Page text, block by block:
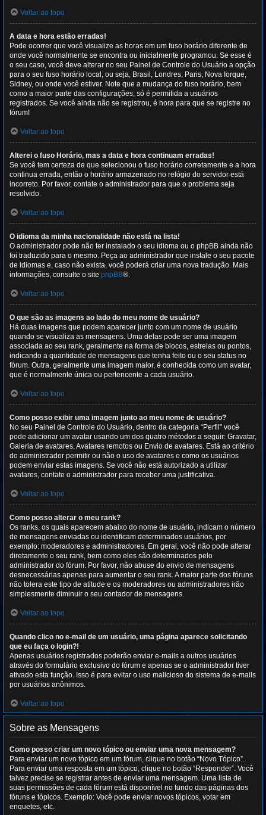
Voltar ao topo
A data e hora estão erradas!
Pode ocorrer que você visualize as horas em um fuso horário diferente de
onde você normalmente se encontra ou inicialmente programou. Se esse é
o seu caso, você deve alterar no seu Painel de Controle do Usuário a opção
para o seu fuso horário local, ou seja, Brasil, Londres, Paris, Nova Iorque,
Sidney, ou onde você estiver. Note que a mudança do fuso horário, bem
como a maior parte das configurações, só é permitida a usuários
registrados. Se você ainda não se registrou, é hora para que se registre no
fórum!
Voltar ao topo
Alterei o fuso Horário, mas a data e hora continuam erradas!
Se você tem certeza de que selecionou o fuso horário corretamente e a hora
continua errada, então o horário armazenado no relógio do servidor está
incorreto. Por favor, contate o administrador para que o problema seja
resolvido.
Voltar ao topo
O idioma da minha nacionalidade não está na lista!
O administrador pode não ter instalado o seu idioma ou o phpBB ainda não
foi traduzido para o mesmo. Peça ao administrador que instale o seu pacote
de idiomas e, caso não exista, você poderá criar uma nova tradução. Mais
informações, consulte o site phpBB®.
Voltar ao topo
O que são as imagens ao lado do meu nome de usuário?
Há duas imagens que podem aparecer junto com um nome de usuário
quando se visualiza as mensagens. Uma delas pode ser uma imagem
associada ao seu rank, geralmente na forma de blocos, estrelas ou pontos,
indicando a quantidade de mensagens que tenha feito ou o seu status no
fórum. Outra, geralmente uma imagem maior, é conhecida como um avatar,
que é normalmente única ou pertencente a cada usuário.
Voltar ao topo
Como posso exibir uma imagem junto ao meu nome de usuário?
No seu Painel de Controle do Usuário, dentro da categoria “Perfil” você
pode adicionar um avatar usando um dos quatro métodos a seguir: Gravatar,
Galeria de avatares, Avatares remotos ou Envio de avatares. Está ao critério
do administrador permitir ou não o uso de avatares e como os usuários
podem enviar estas imagens. Se você não está autorizado a utilizar
avatares, contate o administrador para receber uma justificativa.
Voltar ao topo
Como posso alterar o meu rank?
Os ranks, os quais aparecem abaixo do nome de usuário, indicam o número
de mensagens enviadas ou identificam determinados usuários, por
exemplo: moderadores e administradores. Em geral, você não pode alterar
diretamente o seu rank, bem como eles são determinados pelo
administrador do fórum. Por favor, não abuse do envio de mensagens
desnecessárias apenas para aumentar o seu rank. A maior parte dos fóruns
não tolera este tipo de atitude e os moderadores ou administradores irão
simplesmente diminuir o seu contador de mensagens.
Voltar ao topo
Quando clico no e-mail de um usuário, uma página aparece solicitando
que eu faça o login?!
Apenas usuários registrados poderão enviar e-mails a outros usuários
através do formulário exclusivo do fórum e apenas se o administrador tiver
ativado esta função. Isso é para evitar o uso malicioso do sistema de e-mails
por usuários anônimos.
Voltar ao topo
Sobre as Mensagens
Como posso criar um novo tópico ou enviar uma nova mensagem?
Para enviar um novo tópico em um fórum, clique no botão “Novo Tópico”.
Para enviar uma resposta em um tópico, clique no botão “Responder”. Você
talvez precise se registrar antes de enviar uma mensagem. Uma lista de
suas permissões de cada fórum está disponível no fundo das páginas dos
fóruns e tópicos. Exemplo: Você pode enviar novos tópicos, votar em
enquetes, etc.